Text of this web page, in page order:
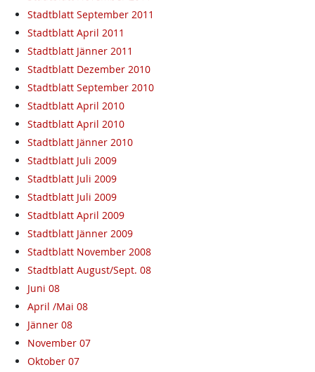
Stadtblatt September 2011
Stadtblatt April 2011
Stadtblatt Jänner 2011
Stadtblatt Dezember 2010
Stadtblatt September 2010
Stadtblatt April 2010
Stadtblatt April 2010
Stadtblatt Jänner 2010
Stadtblatt Juli 2009
Stadtblatt Juli 2009
Stadtblatt Juli 2009
Stadtblatt April 2009
Stadtblatt Jänner 2009
Stadtblatt November 2008
Stadtblatt August/Sept. 08
Juni 08
April /Mai 08
Jänner 08
November 07
Oktober 07